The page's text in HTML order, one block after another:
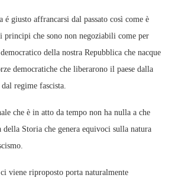
é giusto affrancarsi dal passato così come è
principi che sono non negoziabili come per
della nostra Repubblica che nacque
democratiche che liberarono il paese dalla
regime fascista.
che è in atto da tempo non ha nulla a che
Storia che genera equivoci sulla natura
viene riproposto porta naturalmente